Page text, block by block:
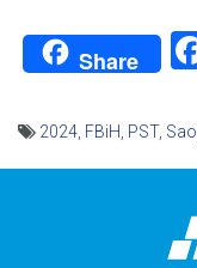
Share
2024 FBiH PST,